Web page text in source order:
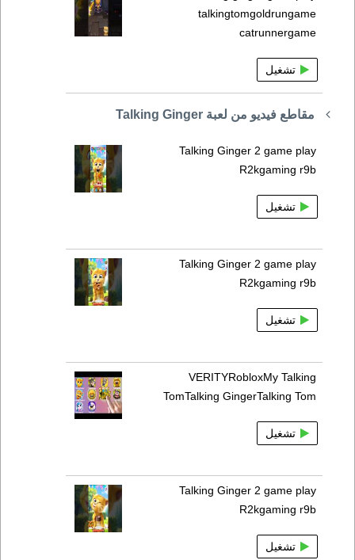
talkingtomgoldrungame
catrunnergame
تشغيل
مقاطع فيديو من لعبة Talking Ginger
Talking Ginger 2 game play
R2kgaming r9b
تشغيل
Talking Ginger 2 game play
R2kgaming r9b
تشغيل
VERITYRobloxMy Talking
TomTalking GingerTalking Tom
تشغيل
Talking Ginger 2 game play
R2kgaming r9b
تشغيل